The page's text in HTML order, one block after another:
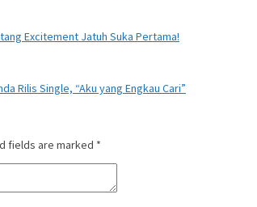
Excitement Jatuh Suka Pertama!
Rilis Single, “Aku yang Engkau Cari”
fields are marked *